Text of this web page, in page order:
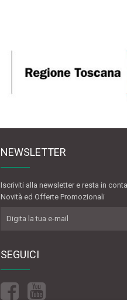
NEWSLETTER
Iscriviti alla newsletter e resta in
Novità ed Offerte Promozionali
SEGUICI